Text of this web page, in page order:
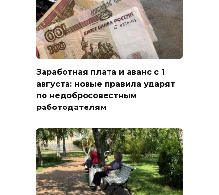
Заработная плата и аванс с 1
августа: новые правила ударят
по недобросовестным
работодателям